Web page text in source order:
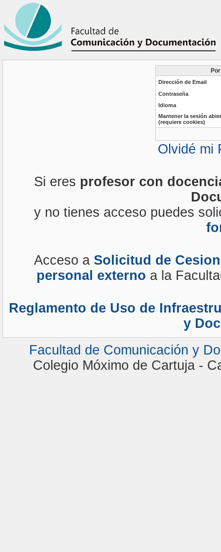
Dirección de Email
Contraseña
Idioma
Mantener la sesión
(requiere cookies)
Olvidé mi
Si eres profesor con
y no tienes acceso puedes
Acceso a Solicitud de
personal externo a la
Reglamento de Uso de
y
Facultad de Comunicación y
Colegio Móximo de Cartuja -